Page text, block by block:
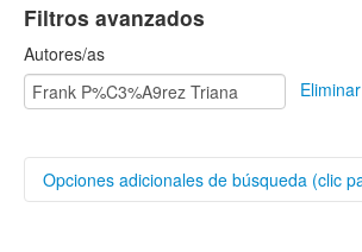
Filtros avanzados
Autores/as
Eliminar
Opciones adicionales de búsqueda (clic